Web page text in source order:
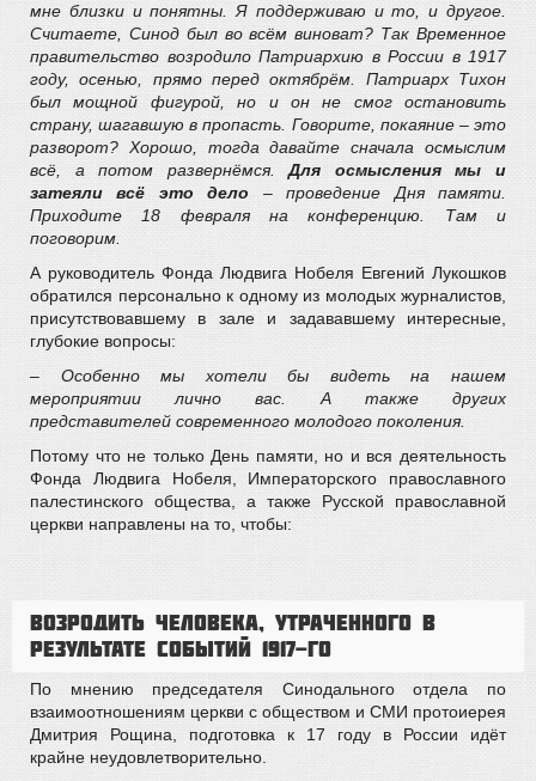
мне близки и понятны. Я поддерживаю и то, и другое.
Считаете, Синод был во всём виноват? Так Временное
правительство возродило Патриархию в России в 1917
году, осенью, прямо перед октябрём. Патриарх Тихон
был мощной фигурой, но и он не смог остановить
страну, шагавшую в пропасть. Говорите, покаяние – это
разворот? Хорошо, тогда давайте сначала осмыслим
всё, а потом развернёмся.Для осмысления мы и
затеяли всё это дело – проведение Дня памяти.
Приходите 18 февраля на конференцию. Там и
поговорим.
А руководитель Фонда Людвига Нобеля Евгений Лукошков
обратился персонально к одному из молодых журналистов,
присутствовавшему в зале и задававшему интересные,
глубокие вопросы:
– Особенно мы хотели бы видеть на нашем
мероприятии лично вас. А также других
представителей современного молодого поколения.
Потому что не только День памяти, но и вся деятельность
Фонда Людвига Нобеля, Императорского православного
палестинского общества, а также Русской православной
церкви направлены на то, чтобы:
Возродить человека, утраченного в
результате событий 1917-го
По мнению председателя Синодального отдела по
взаимоотношениям церкви с обществом и СМИ протоиерея
Дмитрия Рощина, подготовка к 17 году в России идёт
крайне неудовлетворительно.